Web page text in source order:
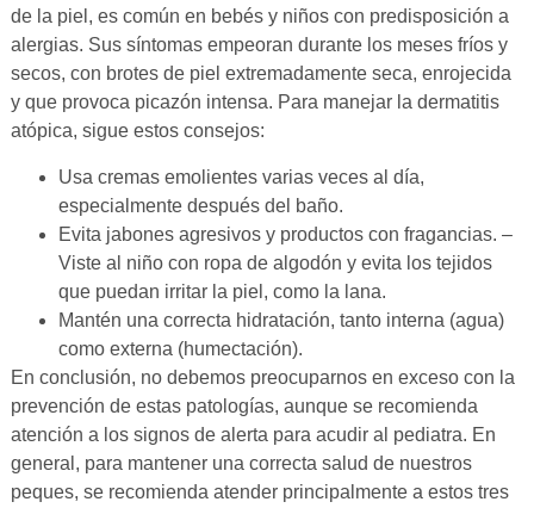
de la piel, es común en bebés y niños con predisposición a
alergias. Sus síntomas empeoran durante los meses fríos y
secos, con brotes de piel extremadamente seca, enrojecida
y que provoca picazón intensa. Para manejar la dermatitis
atópica, sigue estos consejos:
Usa cremas emolientes varias veces al día,
especialmente después del baño.
Evita jabones agresivos y productos con fragancias. –
Viste al niño con ropa de algodón y evita los tejidos
que puedan irritar la piel, como la lana.
Mantén una correcta hidratación, tanto interna (agua)
como externa (humectación).
En conclusión, no debemos preocuparnos en exceso con la
prevención de estas patologías, aunque se recomienda
atención a los signos de alerta para acudir al pediatra. En
general, para mantener una correcta salud de nuestros
peques, se recomienda atender principalmente a estos tres